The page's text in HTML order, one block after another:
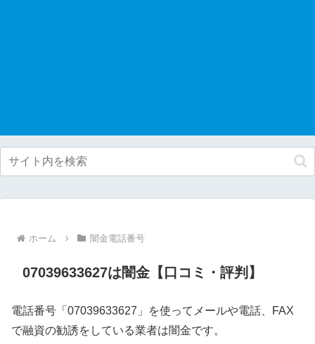
ホーム 闇金電話番号
07039633627は闇金【口コミ・評判】
電話番号「07039633627」を使ってメールや電話、FAX
で融資の勧誘をしている業者は闇金です。